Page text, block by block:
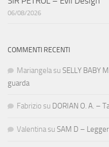
06/08/2026
COMMENTI RECENTI
Mariangela su SELLY BABY
guarda
Fabrizio su DORIAN O. A. –
Valentina su SAM D –